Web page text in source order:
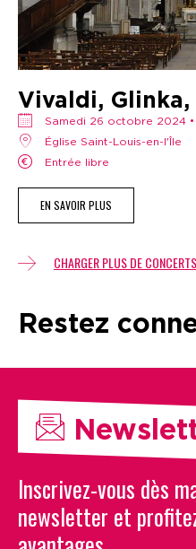
Vivaldi, Glinka,
samedi 26 octobre 2024 •
Église Saint-Louis-en-l'Île
Entrée libre
EN SAVOIR PLUS
CHARGER PLUS DE CONCERTS
Restez
Inscrivez-vous dès
newsletter et